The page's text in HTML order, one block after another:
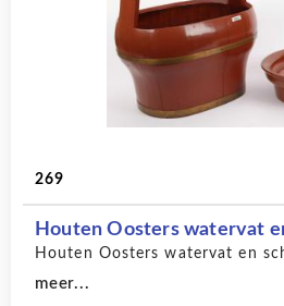
269
Houten Oosters watervat
Houten Oosters watervat en
meer...